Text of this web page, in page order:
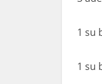
1 su
1 su